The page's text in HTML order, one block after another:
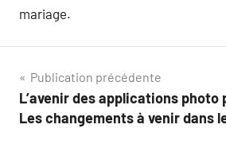
mariage.
Navigation
de
Publication précédente
L’avenir des applications photo
Les changements à venir dans